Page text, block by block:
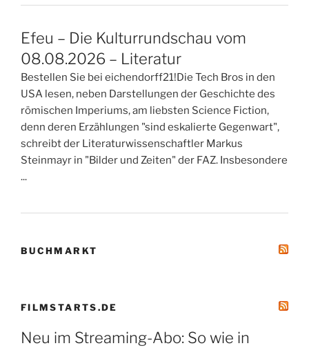
Efeu – Die Kulturrundschau vom
08.08.2026 – Literatur
Bestellen Sie bei eichendorff21!Die Tech Bros in den
USA lesen, neben Darstellungen der Geschichte des
römischen Imperiums, am liebsten Science Fiction,
denn deren Erzählungen "sind eskalierte Gegenwart",
schreibt der Literaturwissenschaftler Markus
Steinmayr in "Bilder und Zeiten" der FAZ. Insbesondere
...
BUCHMARKT
FILMSTARTS.DE
Neu im Streaming-Abo: So wie in